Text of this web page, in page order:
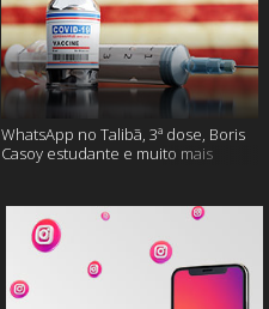
WhatsApp no Talibã, 3ª dose, Boris
Casoy estudante e muito mais